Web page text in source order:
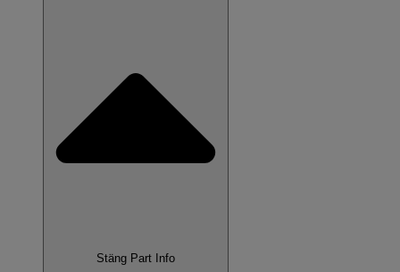
Stäng Part Info